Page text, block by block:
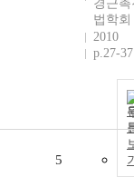
경근촉
법학회
2010
p.27-37
5